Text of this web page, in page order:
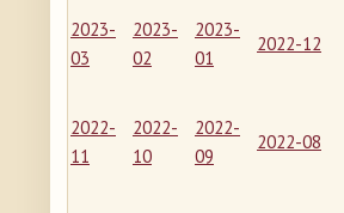
2023-
03
2023-
02
2023-
01
2022-12
2022-
11
2022-
10
2022-
09
2022-08